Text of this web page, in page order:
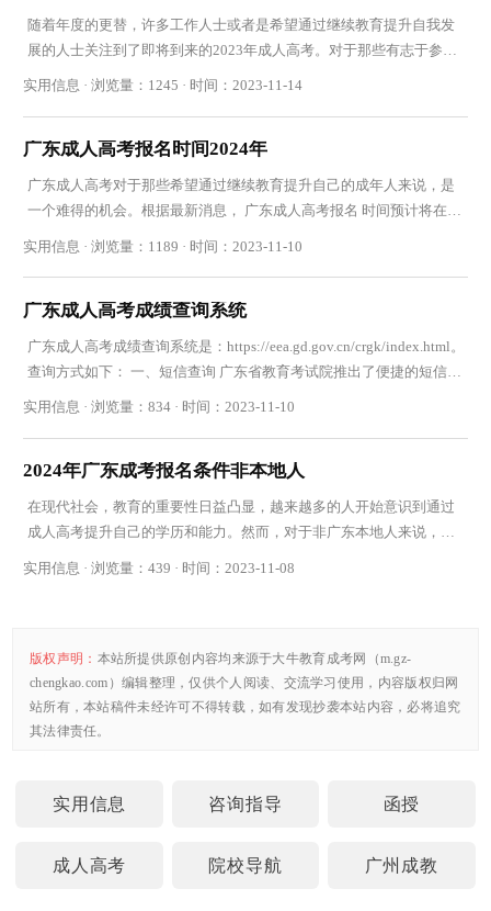
随着年度的更替，许多工作人士或者是希望通过继续教育提升自我发
展的人士关注到了即将到来的2023年成人高考。对于那些有志于参加
成考的考生们来说，在突破自我、迈向新起点的同
实用信息 · 浏览量：1245 · 时间：2023-11-14
广东成人高考报名时间2024年
广东成人高考对于那些希望通过继续教育提升自己的成年人来说，是
一个难得的机会。根据最新消息， 广东成人高考报名 时间预计将在
2024年的9月中旬进行。相信这一消息已经引起了许
实用信息 · 浏览量：1189 · 时间：2023-11-10
广东成人高考成绩查询系统
广东成人高考成绩查询系统是：https://eea.gd.gov.cn/crgk/index.html。
查询方式如下： 一、短信查询 广东省教育考试院推出了便捷的短信查
询方式，让考生可以通过手机快速查询自己的成人高
实用信息 · 浏览量：834 · 时间：2023-11-10
2024年广东成考报名条件非本地人
在现代社会，教育的重要性日益凸显，越来越多的人开始意识到通过
成人高考提升自己的学历和能力。然而，对于非广东本地人来说，报
名参加 2024年广东成考 还需要满足一系列的条件
实用信息 · 浏览量：439 · 时间：2023-11-08
版权声明： 本站所提供原创内容均来源于大牛教育成考网（m.gz-
chengkao.com）编辑整理，仅供个人阅读、交流学习使用，内容版权归网
站所有，本站稿件未经许可不得转载，如有发现抄袭本站内容，必将追究
其法律责任。
实用信息 咨询指导 函授
成人高考 院校导航 广州成教